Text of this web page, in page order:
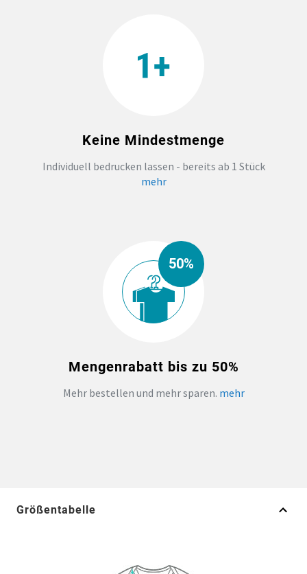
SOCKEN PERSONALISIEREN
FOTOTASSEN UND MEHR
Keine Mindestmenge
Individuell bedrucken lassen - bereits ab 1 Stück
mehr
50%
Mengenrabatt bis zu 50%
Mehr bestellen und mehr sparen. mehr
Größentabelle